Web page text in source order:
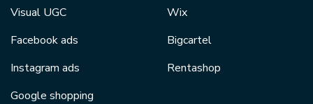
Visual UGC
Facebook ads
Instagram ads
Google shopping
Wix
Bigcartel
Rentashop